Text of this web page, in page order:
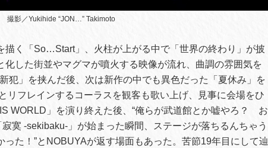
撮影／Yukihide “JON…” Takimoto
描く「So…Start」、火柱が上がる中で「世界の終わり」が披
化した街並やマグマが噴火する映像が流れ、曲調の雰囲気を
犯」を挟んだ後、次は新作の中でも異色だった「夏休み」を
リフレインするコーラスを観客も歌い上げ、見事に会場をひ
WORLD」を演り終えた後、“俺らが武道館とか嘘やろ？ お
寞 -sekibaku-」が始まった瞬間、ステージが落ちるんちゃう
た！”とNOBUYAが返す場面もあった。苦節19年目にして辿